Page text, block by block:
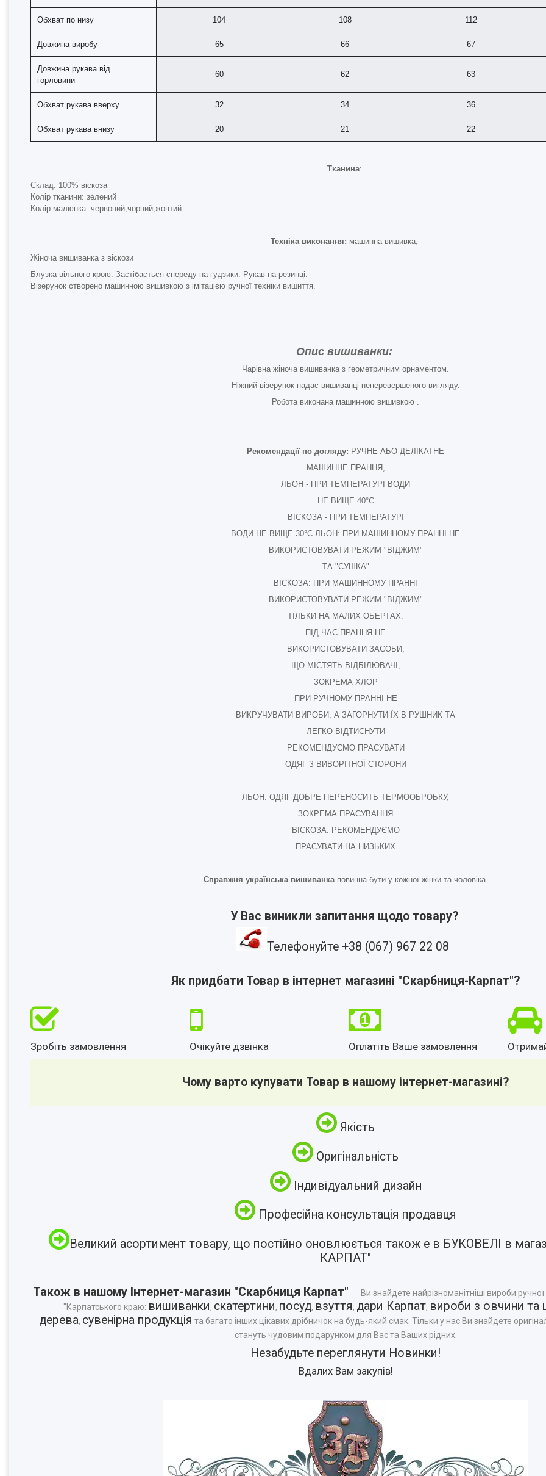
Обхват по низу 104 108 112
Довжина виробу 65 66 67
Довжина рукава від
горловини
60 62 63
Обхват рукава вверху 32 34 36
Обхват рукава внизу 20 21 22
Тканина:
Склад: 100% віскоза
Колір тканини: зелений
Колір малюнка: червоний,чорний,жовтий
Техніка виконання: машинна вишивка,
Жіноча вишиванка з віскози
Блузка вільного крою. Застібається спереду на ґудзики. Рукав на резинці.
Візерунок створено машинною вишивкою з імітацією ручної техніки вишиття.
Опис вишиванки:
Чарівна жіноча вишиванка з геометричним орнаментом.
Ніжний візерунок надає вишиванці неперевершеного вигляду.
Робота виконана машинною вишивкою .
Рекомендації по догляду: РУЧНЕ АБО ДЕЛІКАТНЕ
МАШИННЕ ПРАННЯ,
ЛЬОН - ПРИ ТЕМПЕРАТУРІ ВОДИ
НЕ ВИЩЕ 40°С
ВІСКОЗА - ПРИ ТЕМПЕРАТУРІ
ВОДИ НЕ ВИЩЕ 30°С ЛЬОН: ПРИ МАШИННОМУ ПРАННІ НЕ
ВИКОРИСТОВУВАТИ РЕЖИМ "ВІДЖИМ"
ТА "СУШКА"
ВІСКОЗА: ПРИ МАШИННОМУ ПРАННІ
ВИКОРИСТОВУВАТИ РЕЖИМ "ВІДЖИМ"
ТІЛЬКИ НА МАЛИХ ОБЕРТАХ.
ПІД ЧАС ПРАННЯ НЕ
ВИКОРИСТОВУВАТИ ЗАСОБИ,
ЩО МІСТЯТЬ ВІДБІЛЮВАЧІ,
ЗОКРЕМА ХЛОР
ПРИ РУЧНОМУ ПРАННІ НЕ
ВИКРУЧУВАТИ ВИРОБИ, А ЗАГОРНУТИ ЇХ В РУШНИК ТА
ЛЕГКО ВІДТИСНУТИ
РЕКОМЕНДУЄМО ПРАСУВАТИ
ОДЯГ З ВИВОРІТНОЇ СТОРОНИ
ЛЬОН: ОДЯГ ДОБРЕ ПЕРЕНОСИТЬ ТЕРМООБРОБКУ,
ЗОКРЕМА ПРАСУВАННЯ
ВІСКОЗА: РЕКОМЕНДУЄМО
ПРАСУВАТИ НА НИЗЬКИХ
Справжня українська вишиванкаповинна бути у кожної жінки та чоловіка.
У Вас виникли запитання щодо товару?
Телефонуйте +38 (067) 967 22 08
Як придбати Товар в інтернет магазині "Скарбниця-Карпат"?
Зробіть замовлення Очікуйте дзвінка Оплатіть Ваше замовлення
Чому варто купувати Товар в нашому інтернет-магазині?
Якість
Оригінальність
Індивідуальний дизайн
Професійна консультація продавця
Великий асортимент товару, що постійно оновлюється також е в БУКОВЕЛІ в
КАРПАТ"
Також в нашому Інтернет-магазин "Скарбниця Карпат" ― Ви знайдете найрізноманітніші вироби
"Карпатського краю: вишиванки, скатертини, посуд, взуття, дари Карпат, вироби з овчини та
дерева, сувенірна продукція та багато інших цікавих дрібничок на будь-який смак. Тільки у нас Ви знайдете
стануть чудовим подарунком для Вас та Ваших рідних.
Незабудьте переглянути Новинки!
Вдалих Вам закупів!